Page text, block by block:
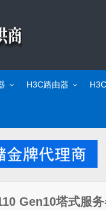
H3C路由器
Gen10塔式服